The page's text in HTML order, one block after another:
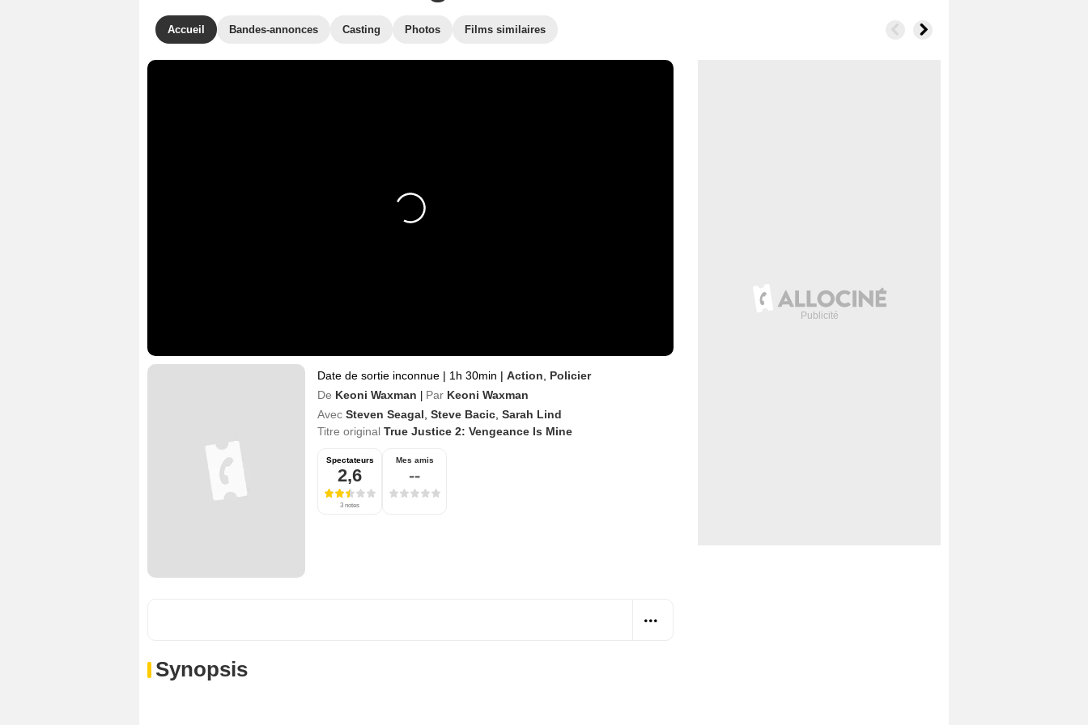
Accueil Bandes-annonces Casting Photos Films similaires
Date de sortie inconnue | 1h 30min | Action
Policier
De Keoni Waxman | Par Keoni Waxman
Avec Steven Seagal Steve Bacic Sarah Lind
Titre original True Justice 2: Vengeance Is Mine
Spectateurs
2,6
3 notes
Mes amis
--
Synopsis